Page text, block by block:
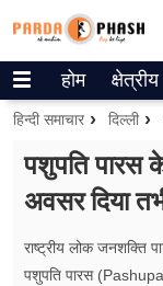
Trending on
ePaper
वेब स्टोरीज
उत्तर प्रदेश
होम क्षेत्रीय
हिन्दी समाचार दिल्ली
पशुपति पारस
अवसर दिया
राष्ट्रीय लोक जनशक्ति
पशुपति पारस